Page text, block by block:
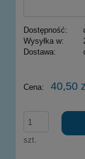
Dostępność:
Wysyłka w:
Dostawa:
Cena nie
Cena: 40,50
szt.